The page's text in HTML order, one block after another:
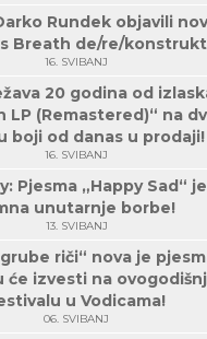
Rundek objavili
Breath de/re/
16. SVIBANJ
20 godina od
LP (Remastered)“ na
boji od danas u prodaji!
16. SVIBANJ
Pjesma „Happy Sad“
unutarnje borbe!
13. SVIBANJ
riči“ nova je
će izvesti na
u Vodicama!
06. SVIBANJ